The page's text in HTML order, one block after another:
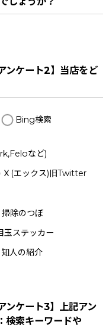
ンケート2】当店をど
Bing検索
など)
Ｘ(エックス)旧Twitter
掃除のつぼ
玉ステッカー
知人の紹介
ンケート3】上記アン
検索キーワードや